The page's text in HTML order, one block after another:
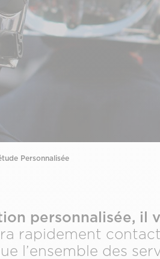
Personnalisée
personnalisée,
rapidement
l’ensemble des